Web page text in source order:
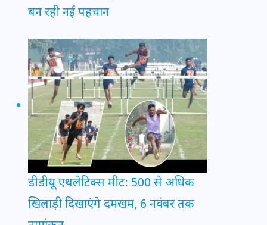
बन रही नई पहचान
डीडीयू एथलेटिक्स मीट: 500 से अधिक
खिलाड़ी दिखाएंगे दमखम, 6 नवंबर तक